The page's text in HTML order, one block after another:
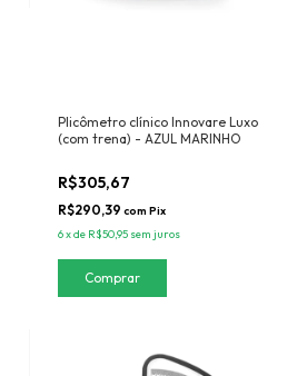
Plicômetro clínico Innovare Luxo
(com trena) - AZUL MARINHO
R$305,67
R$290,39 com Pix
6xde R$50,95 sem juros